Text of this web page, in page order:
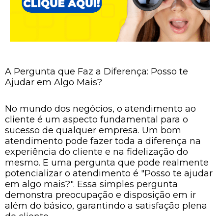
A Pergunta que Faz a Diferença: Posso te
Ajudar em Algo Mais?
No mundo dos negócios, o atendimento ao
cliente é um aspecto fundamental para o
sucesso de qualquer empresa. Um bom
atendimento pode fazer toda a diferença na
experiência do cliente e na fidelização do
mesmo. E uma pergunta que pode realmente
potencializar o atendimento é "Posso te ajudar
em algo mais?". Essa simples pergunta
demonstra preocupação e disposição em ir
além do básico, garantindo a satisfação plena